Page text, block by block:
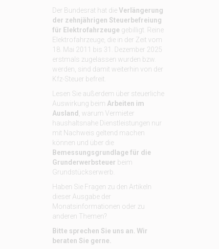
Der Bundesrat hat dieVerlängerung
der zehnjährigen Steuerbefreiung
für Elektrofahrzeuge gebilligt. Reine
Elektrofahrzeuge, die in der Zeit vom
18. Mai 2011 bis 31. Dezember 2025
erstmals zugelassen wurden bzw.
werden, sind damit weiterhin von der
Kfz-Steuer befreit.
Lesen Sie außerdem über steuerliche
Auswirkung beim Arbeiten im
Ausland
, warum Vermieter
haushaltsnahe Dienstleistungen nur
mit Nachweis geltend machen
können und über die
Bemessungsgrundlage für die
Grunderwerbsteuer beim
Grundstückserwerb.
Haben Sie Fragen zu den Artikeln
dieser Ausgabe der
Monatsinformationen oder zu
anderen Themen?
Bitte sprechen Sie uns an. Wir
beraten Sie gerne.